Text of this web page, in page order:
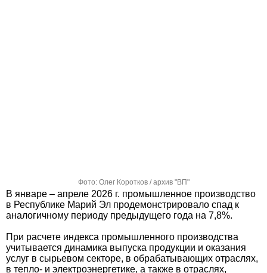
Фото: Олег Коротков / архив "ВП"
В январе – апреле 2026 г. промышленное производство
в Республике Марий Эл продемонстрировало спад к
аналогичному периоду предыдущего года на 7,8%.
При расчете индекса промышленного производства
учитывается динамика выпуска продукции и оказания
услуг в сырьевом секторе, в обрабатывающих отраслях,
в тепло- и электроэнергетике, а также в отраслях,